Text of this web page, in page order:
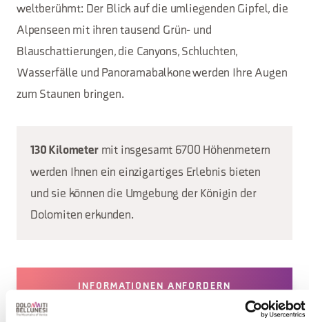
weltberühmt: Der Blick auf die umliegenden Gipfel, die
Alpenseen mit ihren tausend Grün- und
Blauschattierungen, die Canyons, Schluchten,
Wasserfälle und Panoramabalkone werden Ihre Augen
zum Staunen bringen.
130 Kilometer mit insgesamt 6700 Höhenmetern
werden Ihnen ein einzigartiges Erlebnis bieten
und sie können die Umgebung der Königin der
Dolomiten erkunden.
INFORMATIONEN ANFORDERN